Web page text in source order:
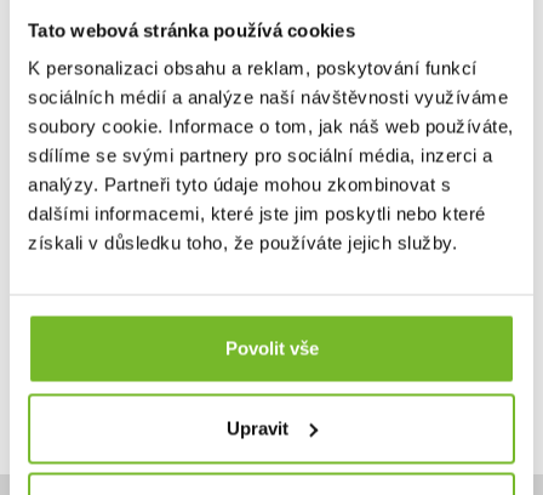
Tato webová stránka používá cookies
K personalizaci obsahu a reklam, poskytování funkcí
sociálních médií a analýze naší návštěvnosti využíváme
soubory cookie. Informace o tom, jak náš web používáte,
sdílíme se svými partnery pro sociální média, inzerci a
analýzy. Partneři tyto údaje mohou zkombinovat s
dalšími informacemi, které jste jim poskytli nebo které
získali v důsledku toho, že používáte jejich služby.
Povolit vše
Upravit
hliník...
Tato náhradní filtrační kazeta 6000UF je kompatibilní s
orig...
3 190 Kč